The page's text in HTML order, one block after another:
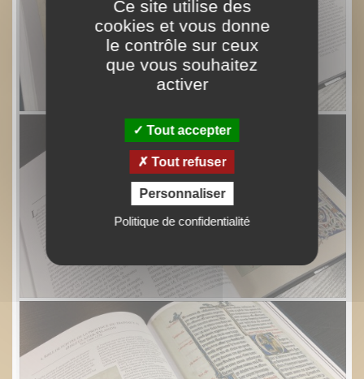
Ce site utilise des
cookies et vous donne
le contrôle sur ceux
que vous souhaitez
activer
Tout accepter
Tout refuser
Personnaliser
Politique de confidentialité